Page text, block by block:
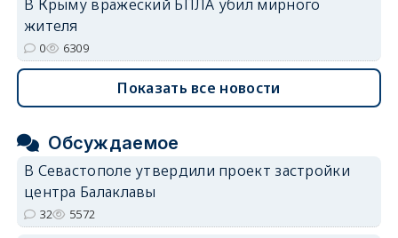
В Крыму вражеский БПЛА убил мирного
жителя
0 6309
Показать все новости
Обсуждаемое
В Севастополе утвердили проект застройки
центра Балаклавы
32 5572